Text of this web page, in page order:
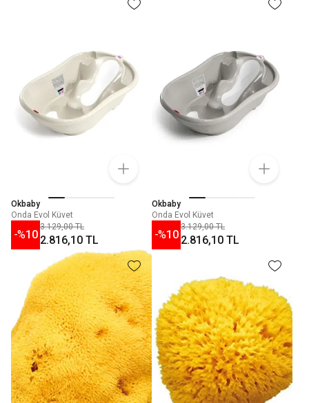
Okbaby
Onda Evol Küvet
-%10
3.129,00 TL
2.816,10 TL
Okbaby
Onda Evol Küvet
-%10
3.129,00 TL
2.816,10 TL